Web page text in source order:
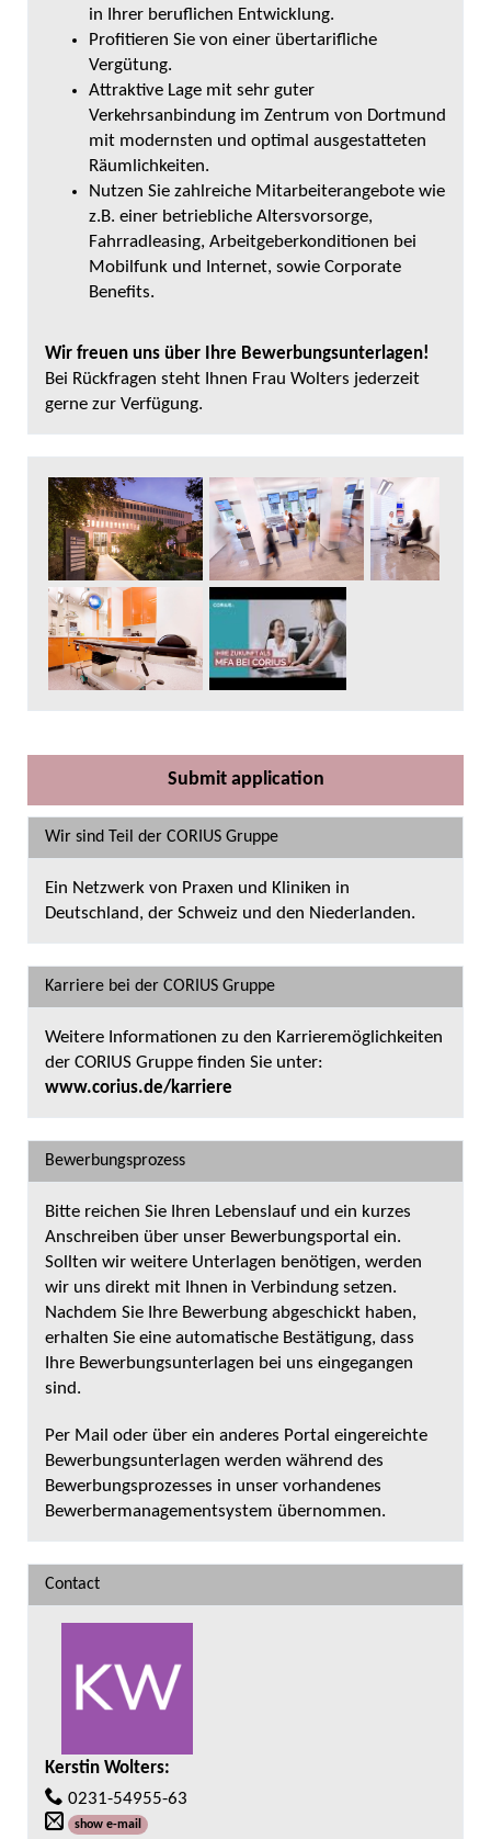
in Ihrer beruflichen Entwicklung.
Profitieren Sie von einer übertarifliche
Vergütung.
Attraktive Lage mit sehr guter
Verkehrsanbindung im Zentrum von Dortmund
mit modernsten und optimal ausgestatteten
Räumlichkeiten.
Nutzen Sie zahlreiche Mitarbeiterangebote wie
z.B. einer betriebliche Altersvorsorge,
Fahrradleasing, Arbeitgeberkonditionen bei
Mobilfunk und Internet, sowie Corporate
Benefits.
Wir freuen uns über Ihre Bewerbungsunterlagen!
Bei Rückfragen steht Ihnen Frau Wolters jederzeit
gerne zur Verfügung.
Submit application
Wir sind Teil der CORIUS Gruppe
Ein Netzwerk von Praxen und Kliniken in
Deutschland, der Schweiz und den Niederlanden.
Karriere bei der CORIUS Gruppe
Weitere Informationen zu den Karrieremöglichkeiten
der CORIUS Gruppe finden Sie unter:
www.corius.de/karriere
Bewerbungsprozess
Bitte reichen Sie Ihren Lebenslauf und ein kurzes
Anschreiben über unser Bewerbungsportal ein.
Sollten wir weitere Unterlagen benötigen, werden
wir uns direkt mit Ihnen in Verbindung setzen.
Nachdem Sie Ihre Bewerbung abgeschickt haben,
erhalten Sie eine automatische Bestätigung, dass
Ihre Bewerbungsunterlagen bei uns eingegangen
sind.
Per Mail oder über ein anderes Portal eingereichte
Bewerbungsunterlagen werden während des
Bewerbungsprozesses in unser vorhandenes
Bewerbermanagementsystem übernommen.
Contact
Kerstin Wolters:
0231-54955-63
show e-mail